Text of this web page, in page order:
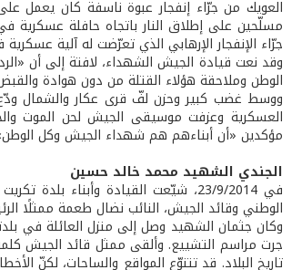
العويك من جرّاء إنفجار عبوة ناسفة كان يعمل
مسلّحين على إطلاق النار باتجاه حافلة عسكرية
جرّاء الإنفجار الإرهابي الذي تعرّضت له آلية عسكرية في
وقد نعت قيادة الجيش الشهداء، لافتة إلى أن
الوطن وملاحقة هؤلاء القتلة من دون هوادة
ووسط غضب كبير وحزن لفّ قرى عكار والشمال ودّع
العسكرية وعزفت موسيقى الجيش لحن الموت
مؤكدين «أن أبناءهم هم شهداء الجيش وكل
الجندي الشهيد محمد خالد حسين
في 23/9/2014، شيّعت القيادة
الوطني وقائد الجيش، النائب نضال طعمة ممثلًا
وكان جثمان الشهيد وصل إلى منزل العائلة في
جرت مراسم التشييع. وألقى ممثل قائد الجيش
تاريخ البلاد. قد تتنوّع المواقع والساحات، لكنّ